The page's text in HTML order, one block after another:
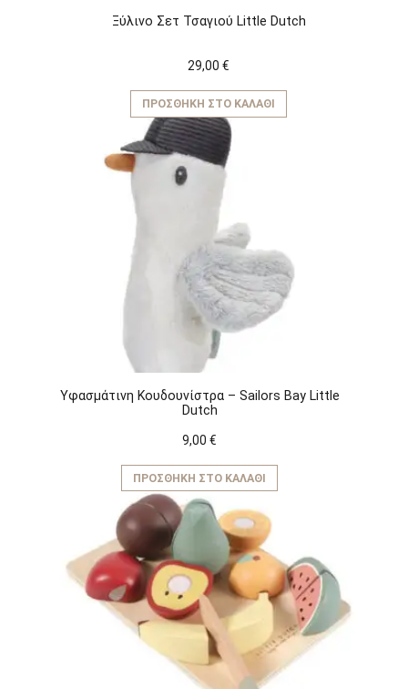
Ξύλινο Σετ Τσαγιού Little Dutch
29,00 €
ΠΡΟΣΘΉΚΗ ΣΤΟ ΚΑΛΆΘΙ
Υφασμάτινη Kουδουνίστρα – Sailors Bay Little
Dutch
9,00 €
ΠΡΟΣΘΉΚΗ ΣΤΟ ΚΑΛΆΘΙ